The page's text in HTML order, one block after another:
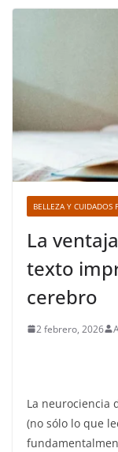
BELLEZA Y CUIDADOS
La
texto
cerebro
2 febrero, 2026
La neurociencia
(no sólo lo que